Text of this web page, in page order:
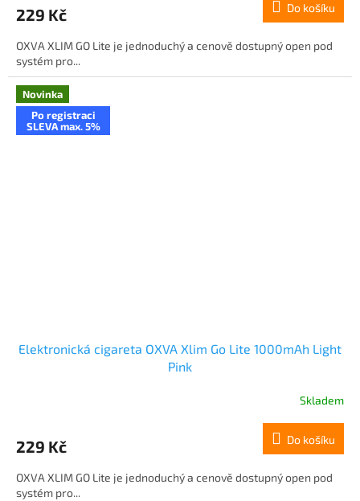
229 Kč Do košíku
OXVA XLIM GO Lite je jednoduchý a cenově dostupný open pod
systém pro...
Novinka
Po registraci
SLEVA max. 5%
Elektronická cigareta OXVA Xlim Go Lite 1000mAh Light
Pink
Skladem
229 Kč Do košíku
OXVA XLIM GO Lite je jednoduchý a cenově dostupný open pod
systém pro...